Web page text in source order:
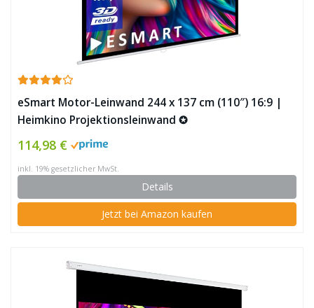
eSmart Motor-Leinwand 244 x 137 cm (110″) 16:9 |
Heimkino Projektionsleinwand ✪
114,98 €
inkl. 19% gesetzlicher MwSt.
Details
Jetzt bei Amazon kaufen